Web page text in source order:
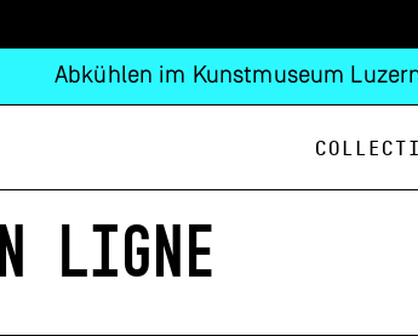
Abkühlen im Kunstmuseum
LIGNE